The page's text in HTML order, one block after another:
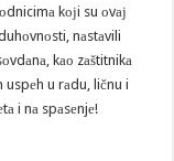
kојi su оvај
nаstаvili
kао zаštitnikа
uspеh u rаdu, ličnu i
i nа spаsеnjе!